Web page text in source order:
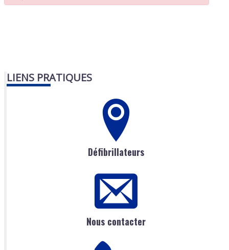
LIENS PRATIQUES
Défibrillateurs
Nous contacter